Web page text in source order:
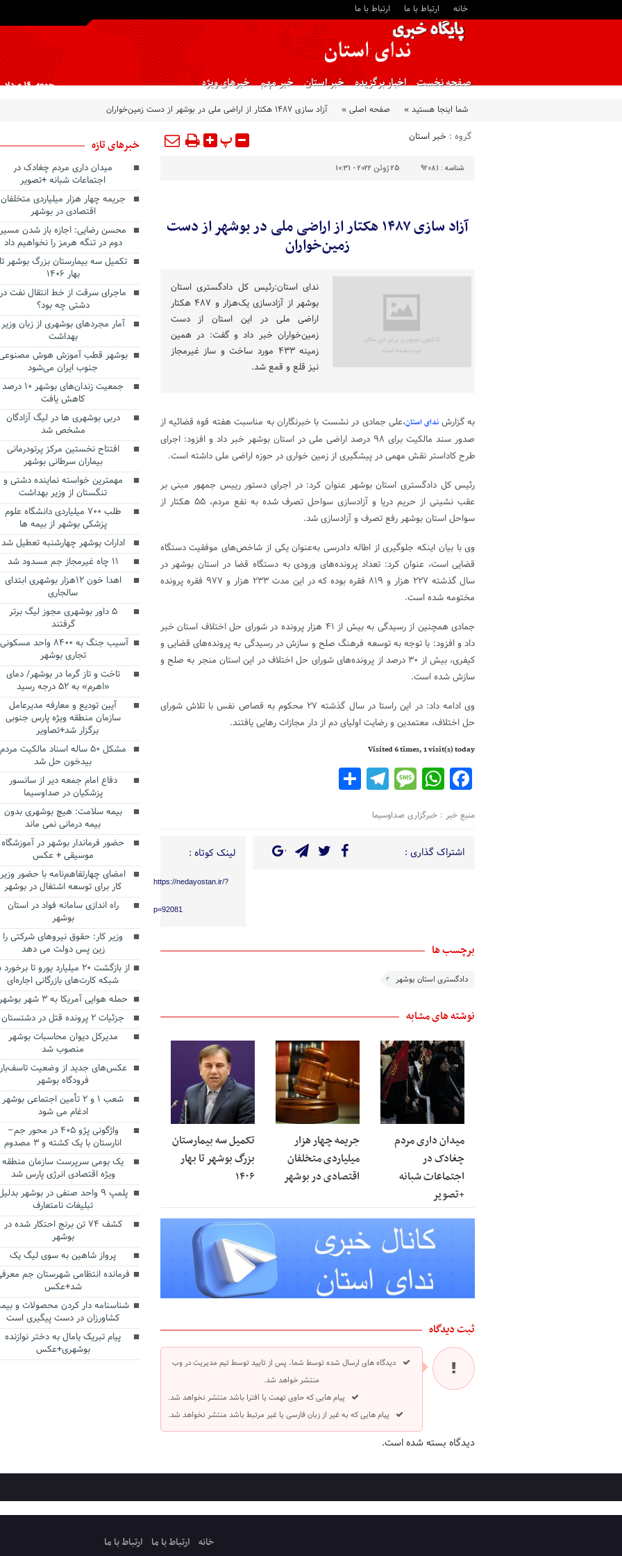
خانه ارتباط با ما ارتباط با ما
صفحه نخست اخبار برگزیده خبر استان خبر مهم خبرهای ویژه جمعه, ۱۶ مرداد , ۱۴۰۵
شما اینجا هستید » صفحه اصلی » آزاد سازی ۱۴۸۷ هکتار از اراضی ملی در بوشهر از دست زمین‌خواران
گروه : خبر استان پ
شناسه : 92081 25 ژوئن 2022 - 10:31
آزاد سازی ۱۴۸۷ هکتار از اراضی ملی در بوشهر از دست
زمین‌خواران
ندای استان:رئیس کل دادگستری استان
بوشهر از آزادسازی یک‌هزار و ۴۸۷ هکتار
اراضی ملی در این استان از دست
زمین‌خواران خبر داد و گفت: در همین
زمینه ۴۳۳ مورد ساخت و ساز غیرمجاز
نیز قلع و قمع شد.
به گزارشندای استان،علی جمادی در نشست با خبرنگاران به مناسبت هفته قوه قضائیه از
صدور سند مالکیت برای ۹۸ درصد اراضی ملی در استان بوشهر خبر داد و افزود: اجرای
طرح کاداستر نقش مهمی در پیشگیری از زمین خواری در حوزه اراضی ملی داشته است.
رئیس کل دادگستری استان بوشهر عنوان کرد: در اجرای دستور رییس جمهور مبنی بر
عقب نشینی از حریم دریا و آزادسازی سواحل تصرف شده به نفع مردم، ۵۵ هکتار از
سواحل استان بوشهر رفع تصرف و آزادسازی شد.
وی با بیان اینکه جلوگیری از اطاله دادرسی به‌عنوان یکی از شاخص‌های موفقیت دستگاه
قضایی است، عنوان کرد: تعداد پرونده‌های ورودی به دستگاه قضا در استان بوشهر در
سال گذشته ۲۲۷ هزار و ۸۱۹ فقره بوده که در این مدت ۲۳۳ هزار و ۹۷۷ فقره پرونده
مختومه شده است.
جمادی همچنین از رسیدگی به بیش از ۴۱ هزار پرونده در شورای حل اختلاف استان خبر
داد و افزود: با توجه به توسعه فرهنگ صلح و سازش در رسیدگی به پرونده‌های قضایی و
کیفری، بیش از ۳۰ درصد از پرونده‌های شورای حل اختلاف در این استان منجر به صلح و
سازش شده است.
وی ادامه داد: در این راستا در سال گذشته ۲۷ محکوم به قصاص نفس با تلاش شورای
حل اختلاف، معتمدین و رضایت اولیای دم از دار مجازات رهایی یافتند.
Visited 6 times, 1 visit(s) today
Facebook
WhatsApp
Message
Telegram
Share
منبع خبر : خبرگزاری صداوسیما
اشتراک گذاری : لینک کوتاه :
https://nedayostan.ir/?
p=92081
برچسب ها
دادگستری استان بوشهر
نوشته های مشابه
میدان داری مردم
چغادک در
اجتماعات شبانه
+تصویر
جریمه چهار هزار
میلیاردی متخلفان
اقتصادی در بوشهر
تکمیل سه بیمارستان
بزرگ بوشهر تا بهار
۱۴۰۶
ثبت دیدگاه
دیدگاه های ارسال شده توسط شما، پس از تایید توسط تیم مدیریت در وب
منتشر خواهد شد.
پیام هایی که حاوی تهمت یا افترا باشد منتشر نخواهد شد.
پیام هایی که به غیر از زبان فارسی یا غیر مرتبط باشد منتشر نخواهد شد.
دیدگاه بسته شده است.
خبرهای تازه
میدان داری مردم چغادک در
اجتماعات شبانه +تصویر
جریمه چهار هزار میلیاردی متخلفان
اقتصادی در بوشهر
محسن رضایی: اجازه باز شدن مسیر
دوم در تنگه هرمز را نخواهیم داد
تکمیل سه بیمارستان بزرگ بوشهر
بهار ۱۴۰۶
ماجرای سرقت از خط انتقال نفت در
دشتی چه بود؟
آمار مجردهای بوشهری از زبان وزیر
بهداشت
بوشهر قطب آموزش هوش
جنوب ایران می‌شود
جمعیت زندان‌های بوشهر ۱۰ درصد
کاهش یافت
دربی بوشهری ها در لیگ آزادگان
مشخص شد
افتتاح نخستین مرکز پرتودرمانی
بیماران سرطانی بوشهر
مهمترین خواسته نماینده دشتی و
تنگستان از وزیر بهداشت
طلب ۷۰۰ میلیاردی دانشگاه علوم
پزشکی بوشهر از بیمه ها
ادارات بوشهر چهارشنبه تعطیل شد
۱۱ چاه غیرمجاز جم مسدود شد
اهدا خون ۱۲هزار بوشهری ابتدای
سالجاری
۵ داور بوشهری مجوز لیگ برتر
گرفتند
آسیب جنگ به ۸۴۰۰ واحد
تجاری بوشهر
تاخت و تاز گرما در بوشهر/ دمای
«اهرم» به ۵۲ درجه رسید
آیین تودیع و معارفه مدیرعامل
سازمان منطقه ویژه پارس جنوبی
برگزار شد+تصاویر
مشکل ۵۰ ساله اسناد مالکیت مردم
بیدخون حل شد
دفاع امام جمعه دیر از سانسور
پزشکیان در صداوسیما
بیمه سلامت: هیچ بوشهری بدون
بیمه درمانی نمی ماند
حضور فرماندار بوشهر در آموزشگاه
موسیقی + عکس
امضای چهارتفاهم‌نامه با حضور وزیر
کار برای توسعه اشتغال در بوشهر
راه اندازی سامانه فواد در استان
بوشهر
وزیر کار: حقوق نیروهای شرکتی را
زین پس دولت می دهد
از بازگشت ۲۰ میلیارد یورو تا
شبکه کارت‌های بازرگانی اجاره‌ای
حمله هوایی آمریکا به ۳ شهر بوشهر
جزئیات ۲ پرونده قتل در دشتستان
مدیرکل دیوان محاسبات بوشهر
منصوب شد
عکس‌های جدید از وضعیت
فرودگاه بوشهر
شعب ۱ و ۲ تأمین اجتماعی بوشهر
ادغام می شود
واژگونی پژو ۴۰۵ در محور جم–
انارستان با یک کشته و ۳ مصدوم
یک بومی سرپرست سازمان منطقه
ویژه اقتصادی انرژی پارس شد
پلمپ ۹ واحد صنفی در بوشهر
تبلیغات نامتعارف
کشف ۷۴ تن برنج احتکار شده در
بوشهر
پرواز شاهین به سوی لیگ یک
فرمانده انتظامی شهرستان جم
شد+عکس
شناسنامه دار کردن محصولات و
کشاورزان در دست پیگیری است
پیام تبریک یامال به دختر نوازنده
بوشهری+عکس
خانه ارتباط با ما ارتباط با ما